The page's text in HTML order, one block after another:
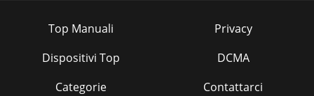
Top Manuali
Dispositivi Top
Categorie
Privacy
DCMA
Contattarci